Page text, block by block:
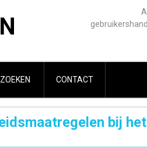
ZOEKEN CONTACT
bij